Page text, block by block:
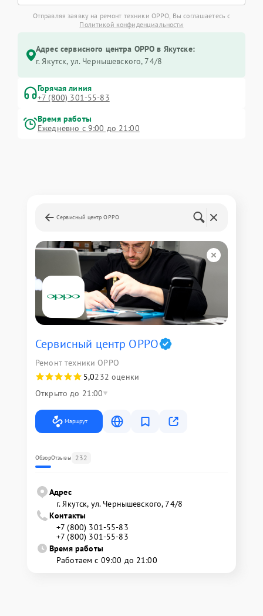
Отправляя заявку на ремонт техники OPPO, Вы соглашаетесь с
Политикой конфиденциальности
Адрес сервисного центра OPPO в Якутске:
г. Якутск, ул. Чернышевского, 74/8
Горячая линия
+7 (800) 301-55-83
Время работы
Ежедневно с 9:00 до 21:00
Сервисный центр OPPO
Сервисный центр OPPO
Ремонт техники OPPO
5,0232 оценки
Открыто до 21:00
Маршрут
ОбзорОтзывы 232
Адрес
г. Якутск, ул. Чернышевского, 74/8
Контакты
+7 (800) 301-55-83
+7 (800) 301-55-83
Время работы
Работаем с 09:00 до 21:00